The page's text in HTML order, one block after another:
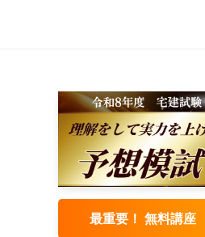
最重要！ 無料講座